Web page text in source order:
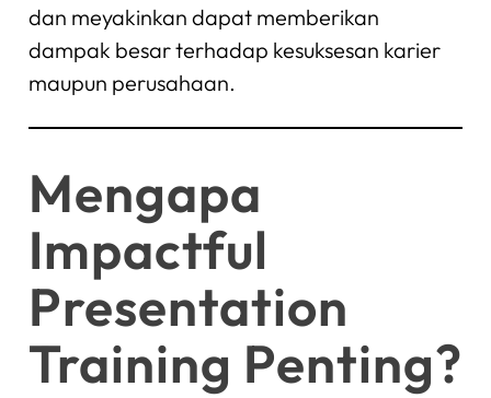
dan meyakinkan dapat memberikan
dampak besar terhadap kesuksesan karier
maupun perusahaan.
Mengapa
Impactful
Presentation
Training Penting?